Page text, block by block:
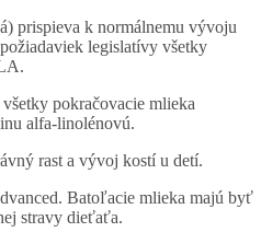
prispieva k normálnemu vývoju
legislatívy všetky
pokračovacie mlieka
alfa-linolénovú.
rast a vývoj kostí u detí.
Batoľacie mlieka majú byť
stravy dieťaťa.